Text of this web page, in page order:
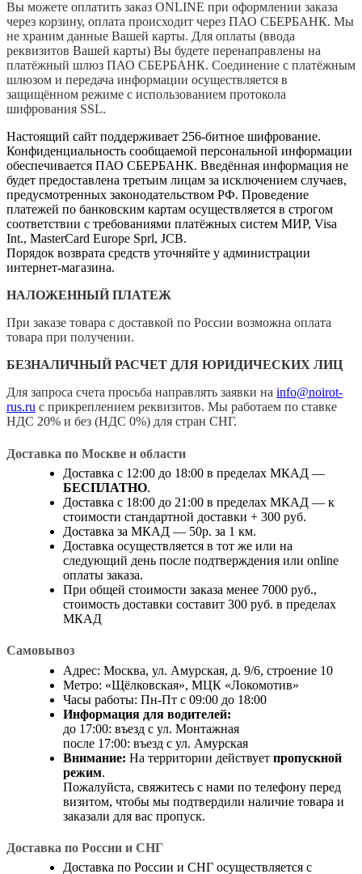
Вы можете оплатить заказ ONLINE при оформлении заказа
через корзину, оплата происходит через ПАО СБЕРБАНК. Мы
не храним данные Вашей карты. Для оплаты (ввода
реквизитов Вашей карты) Вы будете перенаправлены на
платёжный шлюз ПАО СБЕРБАНК. Соединение с платёжным
шлюзом и передача информации осуществляется в
защищённом режиме с использованием протокола
шифрования SSL.
Настоящий сайт поддерживает 256-битное шифрование.
Конфиденциальность сообщаемой персональной информации
обеспечивается ПАО СБЕРБАНК. Введённая информация не
будет предоставлена третьим лицам за исключением случаев,
предусмотренных законодательством РФ. Проведение
платежей по банковским картам осуществляется в строгом
соответствии с требованиями платёжных систем МИР, Visa
Int., MasterCard Europe Sprl, JCB.
Порядок возврата средств уточняйте у администрации
интернет-магазина.
НАЛОЖЕННЫЙ ПЛАТЕЖ
При заказе товара с доставкой по России возможна оплата
товара при получении.
БЕЗНАЛИЧНЫЙ РАСЧЕТ ДЛЯ ЮРИДИЧЕСКИХ ЛИЦ
Для запроса счета просьба направлять заявки на info@noirot-
rus.ru с прикреплением реквизитов. Мы работаем по ставке
НДС 20% и без (НДС 0%) для стран СНГ.
Доставка по Москве и области
Доставка с 12:00 до 18:00 в пределах МКАД —
БЕСПЛАТНО.
Доставка с 18:00 до 21:00 в пределах МКАД — к
стоимости стандартной доставки + 300 руб.
Доставка за МКАД — 50р. за 1 км.
Доставка осуществляется в тот же или на
следующий день после подтверждения или online
оплаты заказа.
При общей стоимости заказа менее 7000 руб.,
стоимость доставки составит 300 руб. в пределах
МКАД
Самовывоз
Адрес: Москва, ул. Амурская, д. 9/6, строение 10
Метро: «Щёлковская», МЦК «Локомотив»
Часы работы: Пн-Пт с 09:00 до 18:00
Информация для водителей:
до 17:00: въезд с ул. Монтажная
после 17:00: въезд с ул. Амурская
Внимание: На территории действует пропускной
режим.
Пожалуйста, свяжитесь с нами по телефону перед
визитом, чтобы мы подтвердили наличие товара и
заказали для вас пропуск.
Доставка по России и СНГ
Доставка по России и СНГ осуществляется с